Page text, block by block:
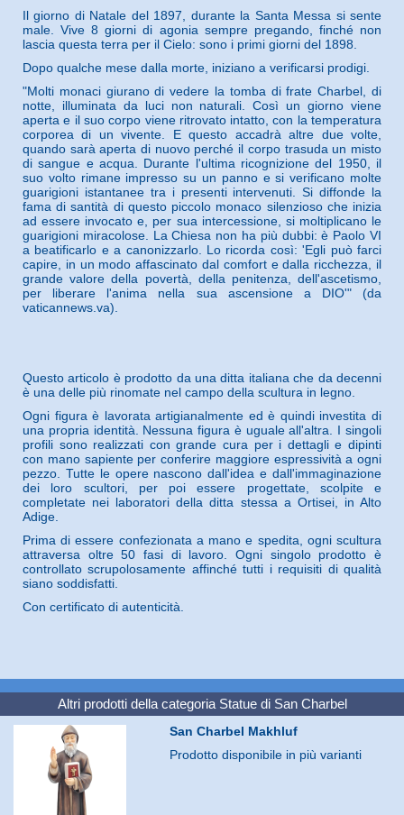
Il giorno di Natale del 1897, durante la Santa Messa si sente
male. Vive 8 giorni di agonia sempre pregando, finché non
lascia questa terra per il Cielo: sono i primi giorni del 1898.
Dopo qualche mese dalla morte, iniziano a verificarsi prodigi.
"Molti monaci giurano di vedere la tomba di frate Charbel, di
notte, illuminata da luci non naturali. Così un giorno viene
aperta e il suo corpo viene ritrovato intatto, con la temperatura
corporea di un vivente. E questo accadrà altre due volte,
quando sarà aperta di nuovo perché il corpo trasuda un misto
di sangue e acqua. Durante l'ultima ricognizione del 1950, il
suo volto rimane impresso su un panno e si verificano molte
guarigioni istantanee tra i presenti intervenuti. Si diffonde la
fama di santità di questo piccolo monaco silenzioso che inizia
ad essere invocato e, per sua intercessione, si moltiplicano le
guarigioni miracolose. La Chiesa non ha più dubbi: è Paolo VI
a beatificarlo e a canonizzarlo. Lo ricorda così: 'Egli può farci
capire, in un modo affascinato dal comfort e dalla ricchezza, il
grande valore della povertà, della penitenza, dell'ascetismo,
per liberare l'anima nella sua ascensione a DIO'" (da
vaticannews.va).
Questo articolo è prodotto da una ditta italiana che da decenni
è una delle più rinomate nel campo della scultura in legno.
Ogni figura è lavorata artigianalmente ed è quindi investita di
una propria identità. Nessuna figura è uguale all'altra. I singoli
profili sono realizzati con grande cura per i dettagli e dipinti
con mano sapiente per conferire maggiore espressività a ogni
pezzo. Tutte le opere nascono dall'idea e dall'immaginazione
dei loro scultori, per poi essere progettate, scolpite e
completate nei laboratori della ditta stessa a Ortisei, in Alto
Adige.
Prima di essere confezionata a mano e spedita, ogni scultura
attraversa oltre 50 fasi di lavoro. Ogni singolo prodotto è
controllato scrupolosamente affinché tutti i requisiti di qualità
siano soddisfatti.
Con certificato di autenticità.
Altri prodotti della categoria Statue di San Charbel
San Charbel Makhluf
Prodotto disponibile in più varianti